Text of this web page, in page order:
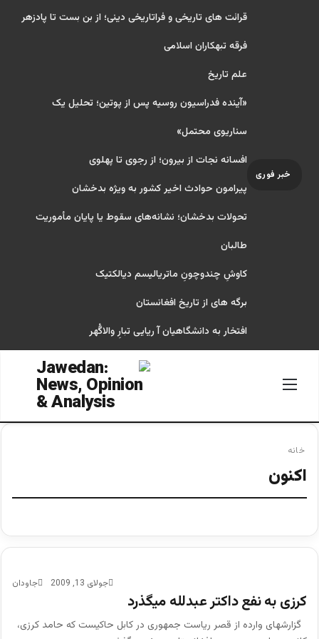
خبر فوری
قرائت های تاریخی و فراتاریخی دینی؛ از بن بست تا پادزهر
فرقه تبهکاران اسلامی
علم تاریخ
«آینده فدراسیون روسیه پس از پوتین؛ تحلیل یک
سناریوی محتمل»
افسانه نجات از بیرون؛ از رجوی تا پهلوی
پیرامون حوادث اخیر کشور به ویژه بدخشان
تحولات بدخشان؛ نشانه‌های سقوط یا پایان مأموریت
طالبان
کاوشِ چندو‌چونِ ماتریالیسم دیالکتیک
برگه های از تاریخ افغانستان
افتخار به دانشگاهیان آ ریایی تبارِ والاگُهر
خانه
اکنون
جاودان جولای 13, 2009
كرزی به نفع داکتر عبدلله میگذرد
گزارشهای وارده از قصر ریاست جمهوری در کابل حاکیست که حامد کرزی،